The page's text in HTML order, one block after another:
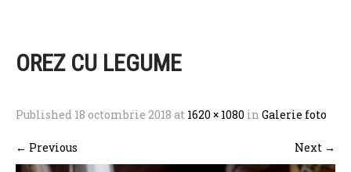
OREZ CU LEGUME
Published 18 octombrie 2018 at 1620 × 1080 in Galerie foto
← Previous Next →